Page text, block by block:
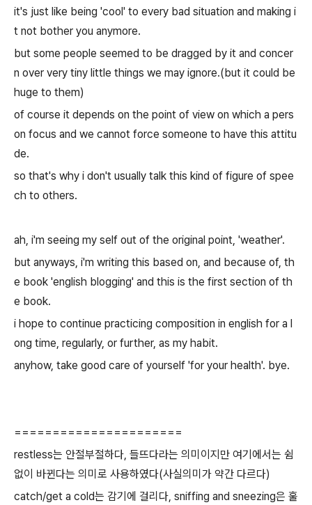
it's just like being 'cool' to every bad situation and making i
t not bother you anymore.
but some people seemed to be dragged by it and concer
n over very tiny little things we may ignore.(but it could be
huge to them)
of course it depends on the point of view on which a pers
on focus and we cannot force someone to have this attitu
de.
so that's why i don't usually talk this kind of figure of spee
ch to others.
ah, i'm seeing my self out of the original point, 'weather'.
but anyways, i'm writing this based on, and because of, th
e book 'english blogging' and this is the first section of th
e book.
i hope to continue practicing composition in english for a l
ong time, regularly, or further, as my habit.
anyhow, take good care of yourself 'for your health'. bye.
======================
restless는 안절부절하다, 들뜨다라는 의미이지만 여기에서는 쉼
없이 바뀐다는 의미로 사용하였다(사실의미가 약간 다르다)
catch/get a cold는 감기에 걸리다, sniffing and sneezing은 훌